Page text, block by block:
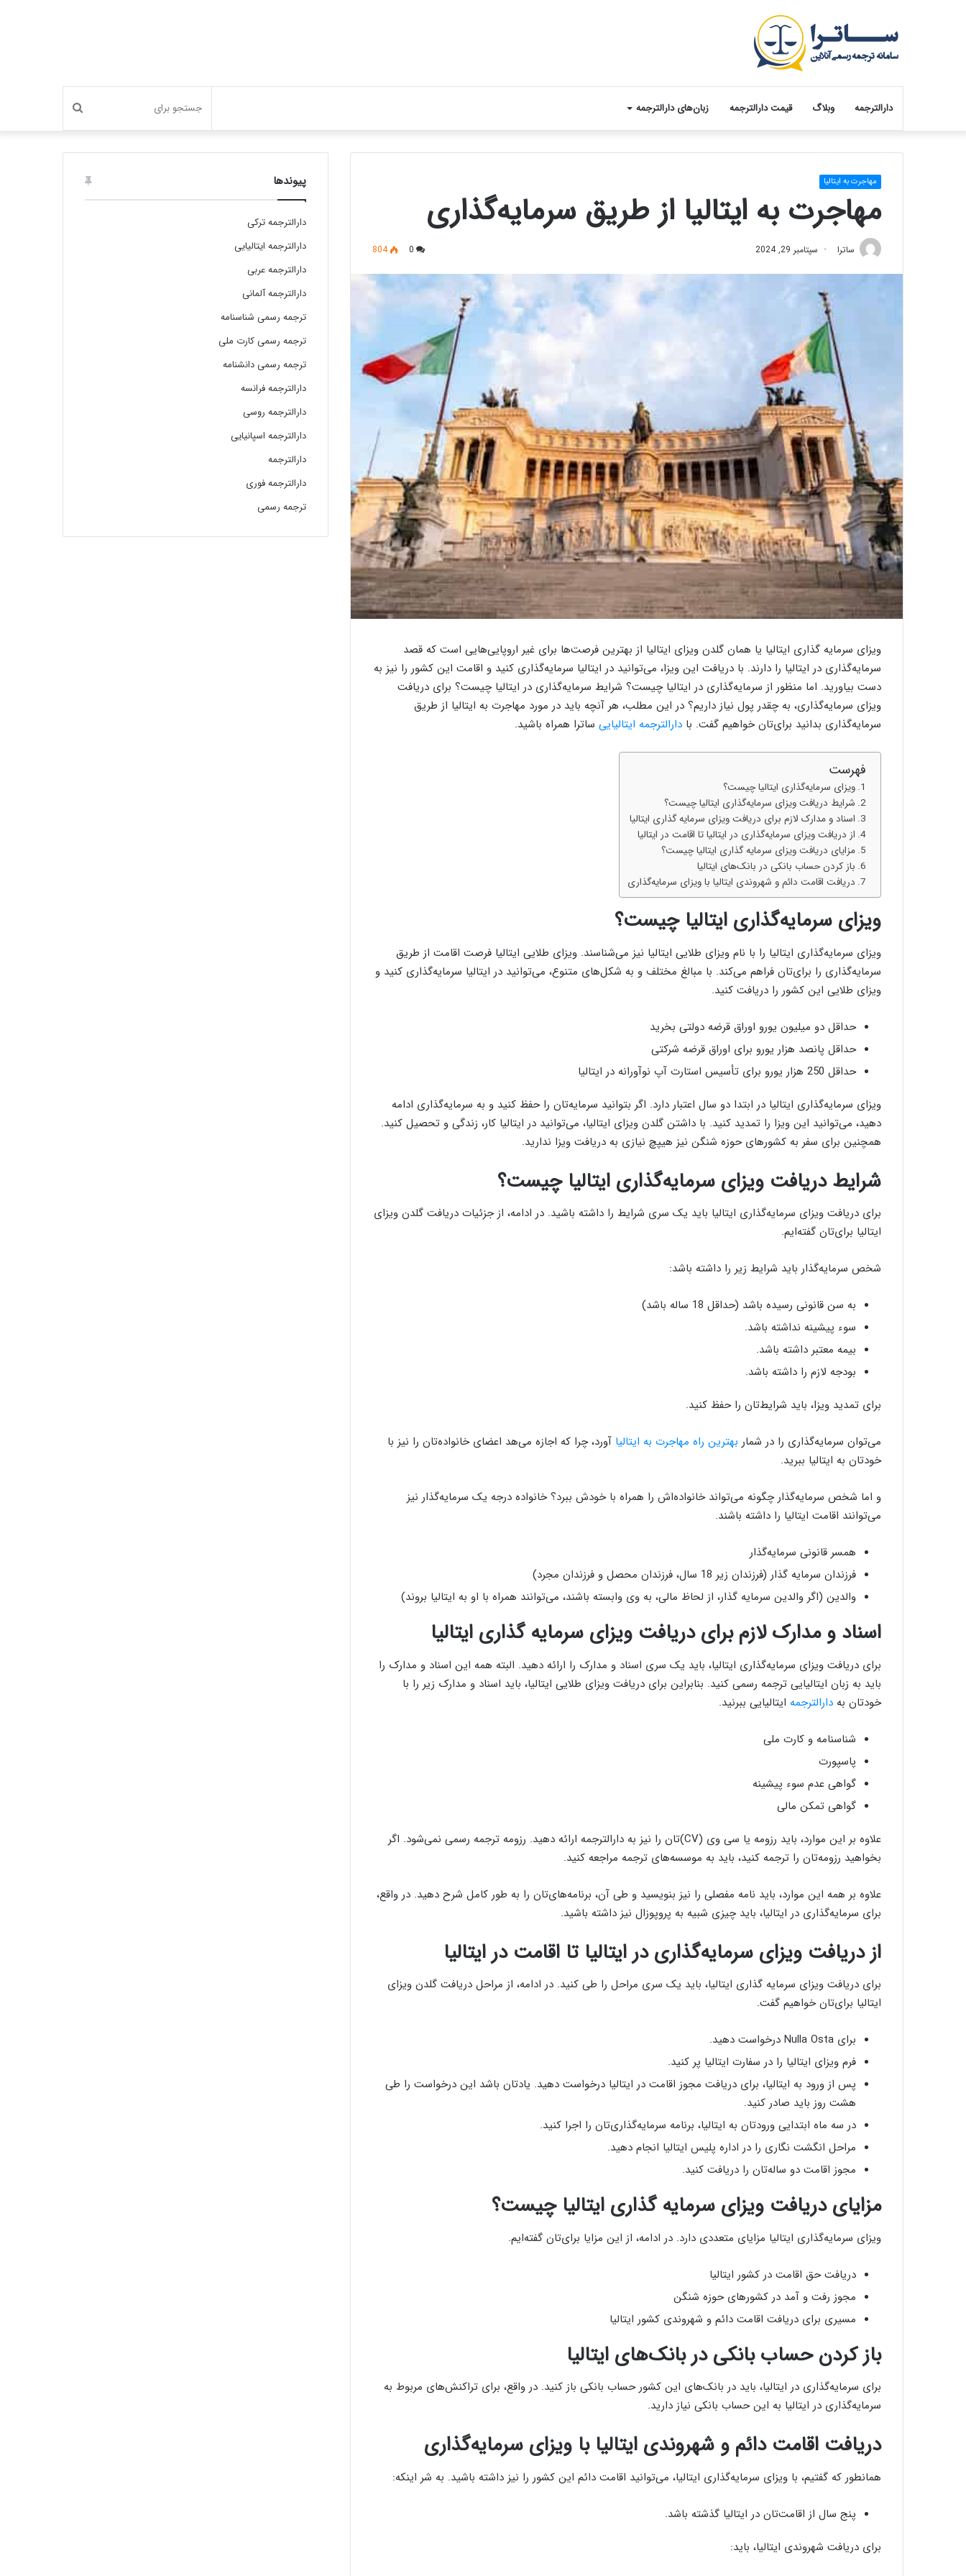
دارالترجمه وبلاگ قیمت دارالترجمه زبان‌های دارالترجمه جستجو
برای
مهاجرت به ایتالیا
مهاجرت به ایتالیا از طریق سرمایه‌گذاری
ساترا سپتامبر 29, 2024 0
804
ویزای سرمایه گذاری ایتالیا یا همان گلدن ویزای ایتالیا از بهترین فرصت‌ها برای غیر اروپایی‌هایی است که قصد
سرمایه‌گذاری در ایتالیا را دارند. با دریافت این ویزا، می‌توانید در ایتالیا سرمایه‌گذاری کنید و اقامت این کشور را نیز به
دست بیاورید. اما منظور از سرمایه‌گذاری در ایتالیا چیست؟ شرایط سرمایه‌گذاری در ایتالیا چیست؟ برای دریافت
ویزای سرمایه‌گذاری، به چقدر پول نیاز داریم؟ در این مطلب، هر آنچه باید در مورد مهاجرت به ایتالیا از طریق
سرمایه‌گذاری بدانید برای‌تان خواهیم گفت. با دارالترجمه ایتالیایی ساترا همراه باشید.
فهرست
ویزای سرمایه‌گذاری ایتالیا چیست؟
شرایط دریافت ویزای سرمایه‌‌گذاری ایتالیا چیست؟
اسناد و مدارک لازم برای دریافت ویزای سرمایه گذاری ایتالیا
از دریافت ویزای سرمایه‌گذاری در ایتالیا تا اقامت در ایتالیا
مزایای دریافت ویزای سرمایه گذاری ایتالیا چیست؟
باز کردن حساب بانکی در بانک‌های ایتالیا
دریافت اقامت دائم و شهروندی ایتالیا با ویزای سرمایه‌گذاری
ویزای سرمایه‌گذاری ایتالیا چیست؟
ویزای سرمایه‌گذاری ایتالیا را با نام ویزای طلایی ایتالیا نیز می‌شناسند. ویزای طلایی ایتالیا فرصت اقامت از طریق
سرمایه‌گذاری را برای‌تان فراهم می‌کند. با مبالغ مختلف و به شکل‌های متنوع، می‌توانید در ایتالیا سرمایه‌گذاری کنید و
ویزای طلایی این کشور را دریافت کنید.
حداقل دو میلیون یورو اوراق قرضه دولتی بخرید
حداقل پانصد هزار یورو برای اوراق قرضه شرکتی
حداقل 250 هزار یورو برای تأسیس استارت آپ نوآورانه در ایتالیا
ویزای سرمایه‌گذاری ایتالیا در ابتدا دو سال اعتبار دارد. اگر بتوانید سرمایه‌تان را حفظ کنید و به سرمایه‌گذاری ادامه
دهید، می‌توانید این ویزا را تمدید کنید. با داشتن گلدن ویزای ایتالیا، می‌توانید در ایتالیا کار، زندگی و تحصیل کنید.
همچنین برای سفر به کشورهای حوزه شنگن نیز هیپچ نیازی به دریافت ویزا ندارید.
شرایط دریافت ویزای سرمایه‌‌گذاری ایتالیا چیست؟
برای دریافت ویزای سرمایه‌گذاری ایتالیا باید یک سری شرایط را داشته باشید. در ادامه، از جزئیات دریافت گلدن ویزای
ایتالیا برای‌تان گفته‌ایم.
شخص سرمایه‌گذار باید شرایط زیر را داشته باشد:
به سن قانونی رسیده باشد (حداقل 18 ساله باشد)
سوء پیشینه نداشته باشد.
بیمه معتبر داشته باشد.
بودجه لازم را داشته باشد.
برای تمدید ویزا، باید شرایط‌تان را حفظ کنید.
می‌توان سرمایه‌گذاری را در شمار بهترین راه مهاجرت به ایتالیا آورد، چرا که اجازه می‌هد اعضای خانواده‌تان را نیز با
خودتان به ایتالیا ببرید.
و اما شخص سرمایه‌گذار چگونه می‌تواند خانواده‌اش را همراه با خودش ببرد؟ خانواده درجه یک سرمایه‌گذار نیز
می‌توانند اقامت ایتالیا را داشته باشند.
همسر قانونی سرمایه‌گذار
فرزندان سرمایه گذار (فرزندان زیر 18 سال، فرزندان محصل و فرزندان مجرد)
والدین (اگر والدین سرمایه گذار، از لحاظ مالی، به وی وابسته باشند، می‌توانند همراه با او به ایتالیا بروند)
اسناد و مدارک لازم برای دریافت ویزای سرمایه گذاری ایتالیا
برای دریافت ویزای سرمایه‌گذاری ایتالیا، باید یک سری اسناد و مدارک را ارائه دهید. البته همه این اسناد و مدارک را
باید به زبان ایتالیایی ترجمه رسمی کنید. بنابراین برای دریافت ویزای طلایی ایتالیا، باید اسناد و مدارک زیر را با
خودتان به دارالترجمه ایتالیایی ببرنید.
شناسنامه و کارت ملی
پاسپورت
گواهی عدم سوء پیشینه
گواهی تمکن مالی
علاوه بر این موارد، باید رزومه یا سی وی (CV)تان را نیز به دارالترجمه ارائه دهید. رزومه ترجمه رسمی نمی‌شود. اگر
بخواهید رزومه‌تان را ترجمه کنید، باید به موسسه‌های ترجمه مراجعه کنید.
علاوه بر همه این موارد، باید نامه مفصلی را نیز بنویسید و طی آن، برنامه‌های‌تان را به طور کامل شرح دهید. در واقع،
برای سرمایه‌گذاری در ایتالیا، باید چیزی شبیه به پروپوزال نیز داشته باشید.
از دریافت ویزای سرمایه‌گذاری در ایتالیا تا اقامت در ایتالیا
برای دریافت ویزای سرمایه گذاری ایتالیا، باید یک سری مراحل را طی کنید. در ادامه، از مراحل دریافت گلدن ویزای
ایتالیا برای‌تان خواهیم گفت.
برای Nulla Osta درخواست دهید.
فرم ویزای ایتالیا را در سفارت ایتالیا پر کنید.
پس از ورود به ایتالیا، برای دریافت مجوز اقامت در ایتالیا درخواست دهید. یادتان باشد این درخواست را طی
هشت روز باید صادر کنید.
در سه ماه ابتدایی ورودتان به ایتالیا، برنامه سرمایه‌گذاری‌تان را اجرا کنید.
مراحل انگشت نگاری را در اداره پلیس ایتالیا انجام دهید.
مجوز اقامت دو ساله‌تان را دریافت کنید.
مزایای دریافت ویزای سرمایه گذاری ایتالیا چیست؟
ویزای سرمایه‌گذاری ایتالیا مزایای متعددی دارد. در ادامه، از این مزایا برای‌تان گفته‌ایم.
دریافت حق اقامت در کشور ایتالیا
مجوز رفت و آمد در کشورهای حوزه شنگن
مسیری برای دریافت اقامت دائم و شهروندی کشور ایتالیا
باز کردن حساب بانکی در بانک‌های ایتالیا
برای سرمایه‌گذاری در ایتالیا، باید در بانک‌های این کشور حساب بانکی باز کنید. در واقع، برای تراکنش‌های مربوط به
سرمایه‌گذاری در ایتالیا به این حساب بانکی نیاز دارید.
دریافت اقامت دائم و شهروندی ایتالیا با ویزای سرمایه‌گذاری
همانطور که گفتیم، با ویزای سرمایه‌گذاری ایتالیا، می‌توانید اقامت دائم این کشور را نیز داشته باشید. به شر اینکه:
پنج سال از اقامت‌تان در ایتالیا گذشته باشد.
برای دریافت شهروندی ایتالیا، باید:
پیوندها
دارالترجمه ترکی
دارالترجمه ایتالیایی
دارالترجمه عربی
دارالترجمه آلمانی
ترجمه رسمی شناسنامه
ترجمه رسمی کارت ملی
ترجمه رسمی دانشنامه
دارالترجمه فرانسه
دارالترجمه روسی
دارالترجمه اسپانیایی
دارالترجمه
دارالترجمه فوری
ترجمه رسمی